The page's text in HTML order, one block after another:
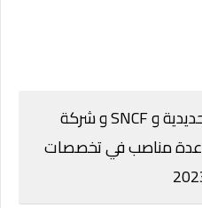
المكتب الوطني للسكك الحديدية و SNCF و شركة
SIANA : فرص تدريب PFE عدة مناصب في تخصصات